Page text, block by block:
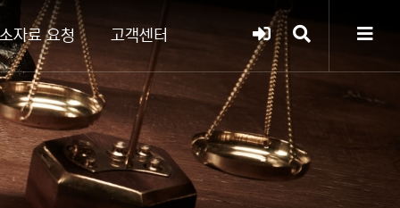
자료 요청 고객센터